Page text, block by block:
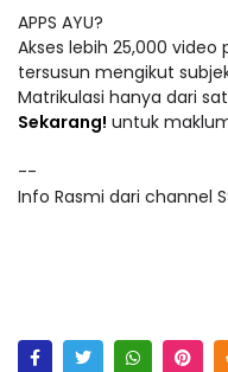
APPS AYU?
Akses lebih 25,000
tersusun mengikut
Matrikulasi hanya dari
Sekarang! untuk
--
Info Rasmi dari channel